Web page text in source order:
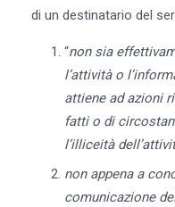
di un destinatario del
“non sia
l’attività o
attiene ad azioni
fatti o di
l’illiceità
non appena a
comunicazione